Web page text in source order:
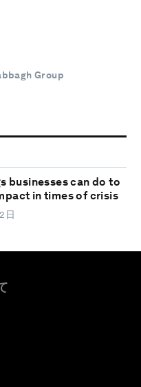
Group
businesses can do to
in times of crisis
日